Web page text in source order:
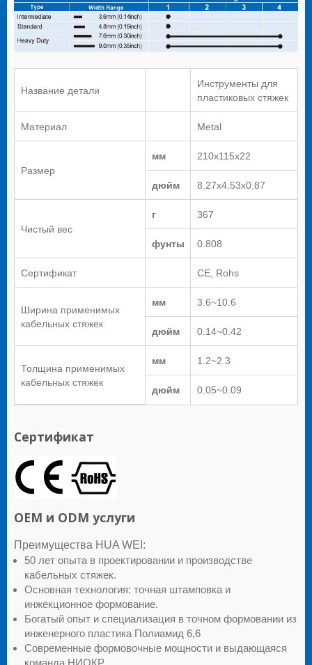
Название детали
Инструменты для
пластиковых стяжек
Материал Metal
Размер
мм 210x115x22
дюйм 8.27x4.53x0.87
Чистый вес
г 367
фунты 0.808
Сертификат CE, Rohs
Ширина применимых
кабельных стяжек
мм 3.6~10.6
дюйм 0.14~0.42
Толщина применимых
кабельных стяжек
мм 1.2~2.3
дюйм 0.05~0.09
Сертификат
OEM и ODM услуги
Преимущества HUA WEI:
50 лет опыта в проектировании и производстве
кабельных стяжек.
Основная технология: точная штамповка и
инжекционное формование.
Богатый опыт и специализация в точном формовании из
инженерного пластика Полиамид 6,6
Современные формовочные мощности и выдающаяся
команда НИОКР